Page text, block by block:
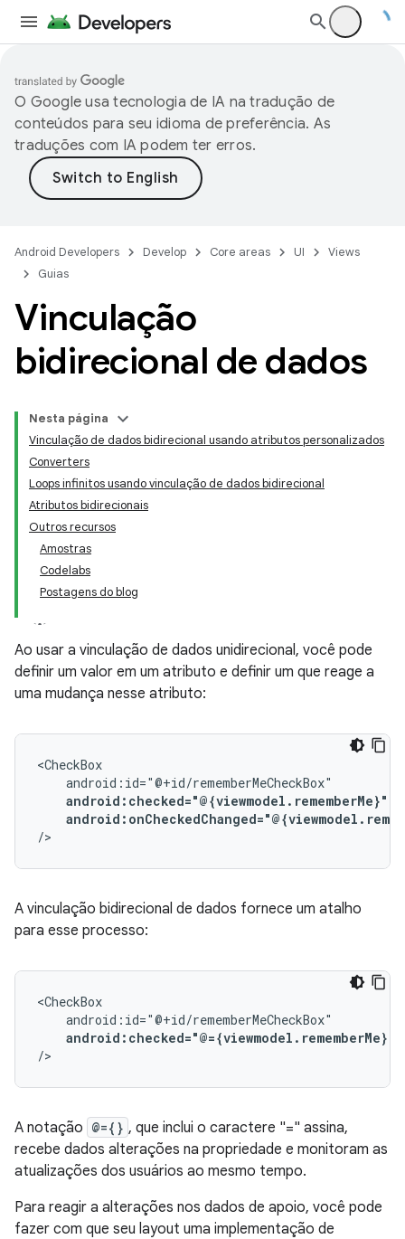
O Google usa tecnologia de IA na tradução de
conteúdos para seu idioma de preferência. As
traduções com IA podem ter erros.
Android Developers Develop Core areas UI
Views
Guias
Vinculação
bidirecional de dados
Nesta página
Vinculação de dados bidirecional usando atributos personalizados
Converters
Loops infinitos usando vinculação de dados bidirecional
Atributos bidirecionais
Outros recursos
Amostras
Codelabs
Postagens do blog
Ao usar a vinculação de dados unidirecional, você pode
definir um valor em um atributo e definir um que reage a
uma mudança nesse atributo:
/>
A vinculação bidirecional de dados fornece um atalho
para esse processo:
android:checked="@={viewmodel.rememberMe}"
/>
A notação @={} , que inclui o caractere "=" assina,
recebe dados alterações na propriedade e monitoram as
atualizações dos usuários ao mesmo tempo.
Para reagir a alterações nos dados de apoio, você pode
fazer com que seu layout uma implementação de